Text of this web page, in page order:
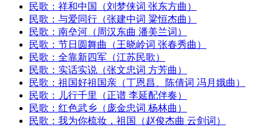
民歌：祥和中国（刘梦侠词 张东方曲）
民歌：与爱同行（张建中词 粱恒杰曲）
民歌：南垒河（周汉东曲 潘美兰词）
民歌：节日圆舞曲（王晓岭词 张春秀曲）
民歌：全靠新四军（江苏民歌）
民歌：实话实说（张文忠词 方芳曲）
民歌：祖国好祖国亲（丁恩昌、陈倩词 冯月娥曲）
民歌：儿行千里（正谱 李延配伴奏）
民歌：红色武乡（庞金忠词 杨林曲）
民歌：我为你梳妆，祖国（赵俊杰曲 云剑词）